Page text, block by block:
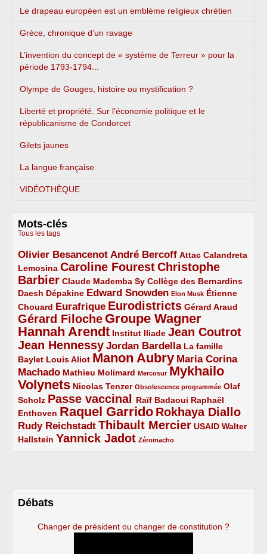
Le drapeau européen est un emblème religieux chrétien
Grèce, chronique d’un ravage
L’invention du concept de « système de Terreur » pour la
période 1793-1794...
Olympe de Gouges, histoire ou mystification ?
Liberté et propriété. Sur l’économie politique et le
républicanisme de Condorcet
Gilets jaunes
La langue française
VIDÉOTHÈQUE
Mots-clés
Tous les tags
Olivier Besancenot
3/5 André Bercoff
3/5 Attac
2/5
Calandreta
Lemosina
2/5 Caroline Fourest
4/5
Christophe
Barbier
4/5 Claude Mademba Sy
2/5 Collège des Bernardins
2/5
Daesh
2/5 Dépakine
2/5 Edward Snowden
3/5 Elon Musk
1/5
Étienne
Chouard
2/5 Eurafrique
3/5 Eurodistricts
4/5 Gérard Araud
2/5
Gérard Filoche
4/5 Groupe Wagner
5/5
Hannah Arendt
5/5 Institut Iliade
2/5 Jean Coutrot
4/5
Jean Hennessy
4/5 Jordan Bardella
3/5
La famille
Baylet
2/5 Louis Aliot
2/5 Manon Aubry
5/5
Maria Corina
Machado
3/5 Mathieu Molimard
2/5 Mercosur
1/5
Mykhailo
Volynets
5/5 Nicolas Tenzer
2/5 Obsolescence programmée
1/5
Olaf
Scholz
2/5 Passe vaccinal
4/5 Raïf Badaoui
2/5
Raphaël
Enthoven
2/5 Raquel Garrido
5/5 Rokhaya Diallo
4/5
Rudy Reichstadt
3/5 Thibault Mercier
4/5 USAID
2/5
Walter
Hallstein
2/5 Yannick Jadot
4/5 Zéromacho
1/5
Débats
Changer de président ou changer de constitution ?